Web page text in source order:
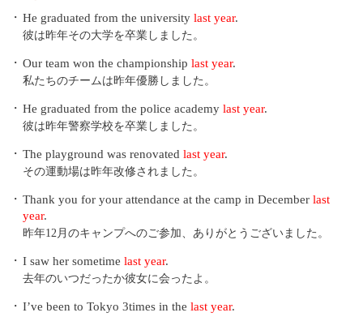
・ He graduated from the university last year.
彼は昨年その大学を卒業しました。
・ Our team won the championship last year.
私たちのチームは昨年優勝しました。
・ He graduated from the police academy last year.
彼は昨年警察学校を卒業しました。
・ The playground was renovated last year.
その運動場は昨年改修されました。
・ Thank you for your attendance at the camp in December last
year.
昨年12月のキャンプへのご参加、ありがとうございました。
・ I saw her sometime last year.
去年のいつだったか彼女に会ったよ。
・ I’ve been to Tokyo 3times in the last year.